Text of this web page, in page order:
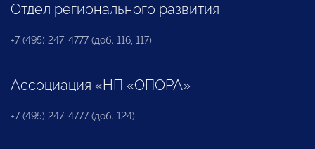
Отдел регионального развития
+7 (495) 247-4777 (доб. 116, 117)
Ассоциация «НП «ОПОРА»
+7 (495) 247-4777 (доб. 124)